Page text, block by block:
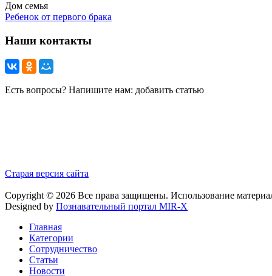
Дом семья
Ребенок от первого брака
Наши контакты
Есть вопросы? Напишите нам: добавить статью
Старая версия сайта
Copyright © 2026 Все права защищены. Использование
Designed by Познавательный портал MIR-X
Главная
Категории
Сотрудничество
Статьи
Новости